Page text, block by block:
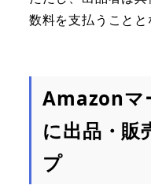
数料を支払うことと
Amazonマ
に出品・販
プ